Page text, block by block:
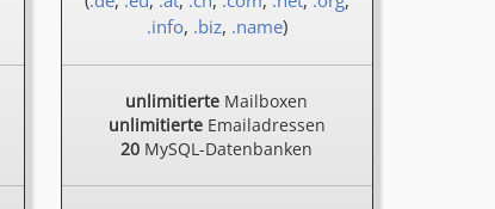
.info, .biz, .name)
unlimitierte Mailboxen
unlimitierteEmailadressen
20 MySQL-Datenbanken